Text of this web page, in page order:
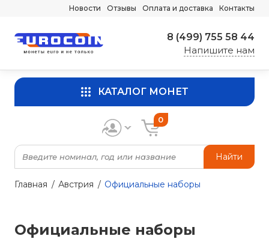
Новости Отзывы Оплата и доставка Контакты
8 (499) 755 58 44
Напишите нам
КАТАЛОГ МОНЕТ
Найти
0
Главная Австрия Официальные наборы
Официальные наборы